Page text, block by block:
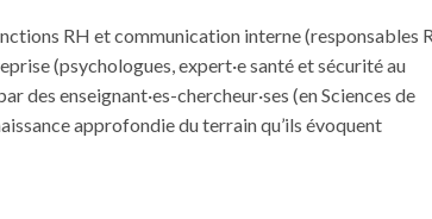
RH et communication interne (responsables
(psychologues, expert·e santé et sécurité au
des enseignant·es-chercheur·ses (en Sciences de
approfondie du terrain qu’ils évoquent